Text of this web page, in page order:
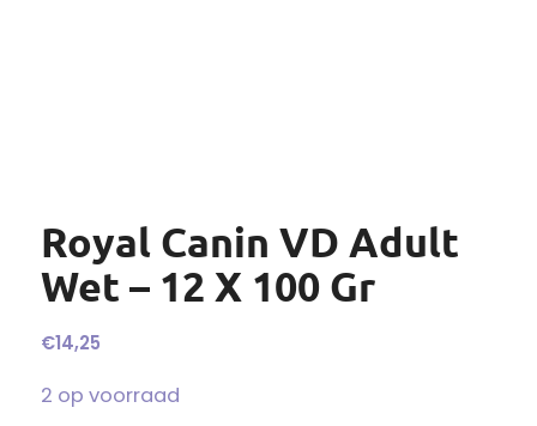
Royal Canin VD Adult
Wet – 12 X 100 Gr
€14,25
2 op voorraad